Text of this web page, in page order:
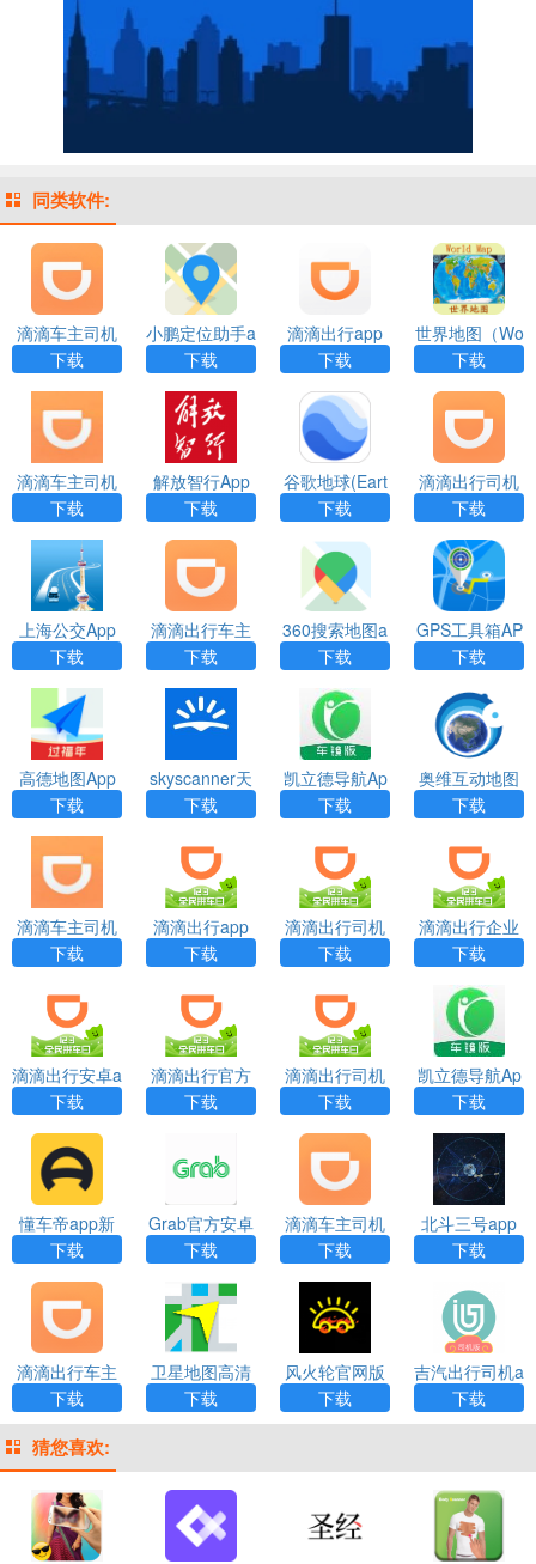
同类软件:
滴滴车主司机
端app下载
下载
小鹏定位助手a
pp
下载
滴滴出行app
下载
世界地图（Wo
rld Map ）app
下载
滴滴车主司机
端最新版app
下载
解放智行App
下载
谷歌地球(Eart
h)app下载
下载
滴滴出行司机
端app下载安
装
下载
上海公交App
下载
滴滴出行车主
端app
下载
360搜索地图a
pp
下载
GPS工具箱AP
P
下载
高德地图App
下载
skyscanner天
巡官网版
下载
凯立德导航Ap
p下载
下载
奥维互动地图
（Ovitalmap）
app
下载
滴滴车主司机
端下载
下载
滴滴出行app
下载
下载
滴滴出行司机
端6.1.12app下
载
下载
滴滴出行企业
版app下载
下载
滴滴出行安卓a
pp下载
下载
滴滴出行官方
版app下载
下载
滴滴出行司机
端版app下载
下载
凯立德导航Ap
p下载
下载
懂车帝app新
版官方下载
下载
Grab官方安卓
版下载
下载
滴滴车主司机
端软件下载
下载
北斗三号app
下载
滴滴出行车主
端app
下载
卫星地图高清
免费2022下载
下载
风火轮官网版
下载
下载
吉汽出行司机a
pp
下载
猜您喜欢: